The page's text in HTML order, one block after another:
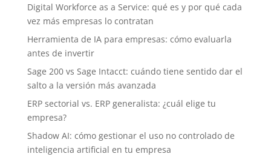
Digital Workforce as a Service: qué es y por qué cada
vez más empresas lo contratan
Herramienta de IA para empresas: cómo evaluarla
antes de invertir
Sage 200 vs Sage Intacct: cuándo tiene sentido dar el
salto a la versión más avanzada
ERP sectorial vs. ERP generalista: ¿cuál elige tu
empresa?
Shadow AI: cómo gestionar el uso no controlado de
inteligencia artificial en tu empresa